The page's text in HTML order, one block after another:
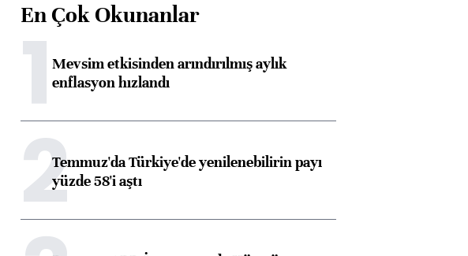
En Çok Okunanlar
1Mevsim etkisinden arındırılmış aylık
enflasyon hızlandı
2Temmuz'da Türkiye'de yenilenebilirin payı
yüzde 58'i aştı